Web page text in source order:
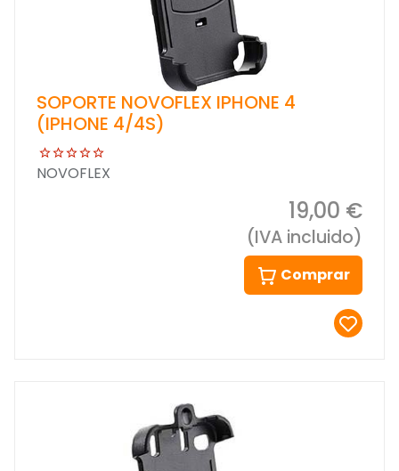
SOPORTE NOVOFLEX IPHONE 4
(IPHONE 4/4S)
NOVOFLEX
19,00 €
(IVA incluido)
Comprar